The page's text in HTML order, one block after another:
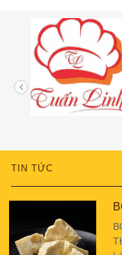
TIN TỨC